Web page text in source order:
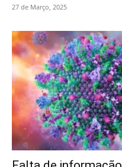
27 de Março, 2025